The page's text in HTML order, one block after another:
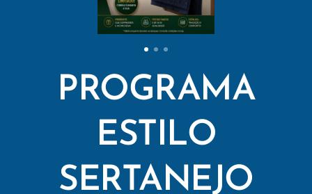
PROGRAMA
ESTILO
SERTANEJO